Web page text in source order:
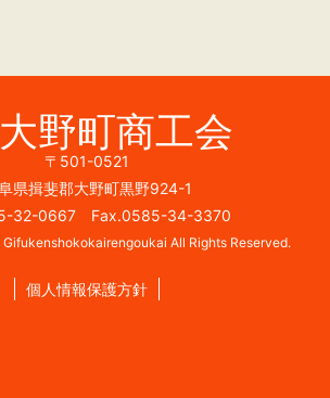
大野町商工会
〒501-0521
県揖斐郡大野町黒野924-1
32-0667 Fax.0585-34-3370
All Rights Reserved.
個人情報保護方針